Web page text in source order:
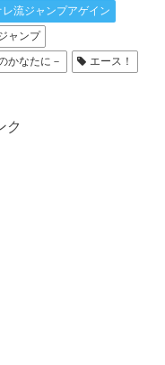
レ流ジャンプアゲイン
ャンプ
かなたに－
エース！
ク